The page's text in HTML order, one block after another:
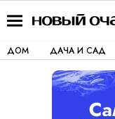
ДОМ ДАЧА И САД